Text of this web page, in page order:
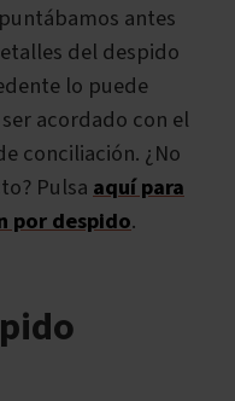
antes
del despido
lo puede
acordado con el
conciliación. ¿No
Pulsa aquí para
por despido.